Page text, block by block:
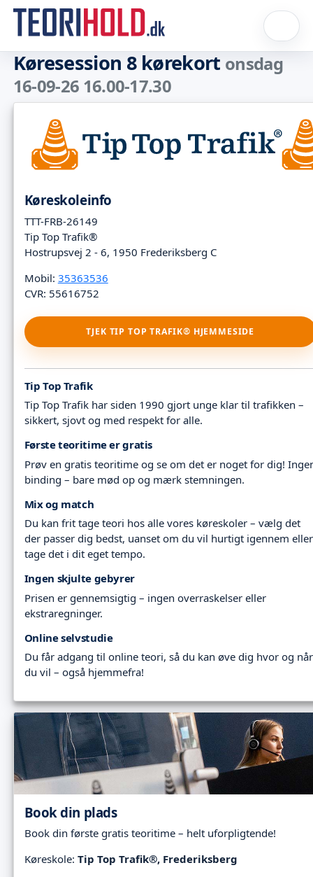
Køresession 8 kørekort onsdag
16-09-26 16.00-17.30
Køreskoleinfo
TTT-FRB-26149
Tip Top Trafik®
Hostrupsvej 2 - 6, 1950 Frederiksberg C
Mobil: 35363536
CVR: 55616752
TJEK TIP TOP TRAFIK® HJEMMESIDE
Tip Top Trafik
Tip Top Trafik har siden 1990 gjort unge klar til trafikken –
sikkert, sjovt og med respekt for alle.
Første teoritime er gratis
Prøv en gratis teoritime og se om det er noget for dig!
binding – bare mød op og mærk stemningen.
Mix og match
Du kan frit tage teori hos alle vores køreskoler – vælg det
der passer dig bedst, uanset om du vil hurtigt igennem eller
tage det i dit eget tempo.
Ingen skjulte gebyrer
Prisen er gennemsigtig – ingen overraskelser eller
ekstraregninger.
Online selvstudie
Du får adgang til online teori, så du kan øve dig hvor og når
du vil – også hjemmefra!
Book din plads
Book din første gratis teoritime – helt uforpligtende!
Køreskole: Tip Top Trafik®, Frederiksberg